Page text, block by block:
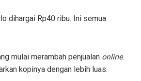
dihargai Rp40 ribu. Ini semua
mulai merambah penjualan online.
kopinya dengan lebih luas.